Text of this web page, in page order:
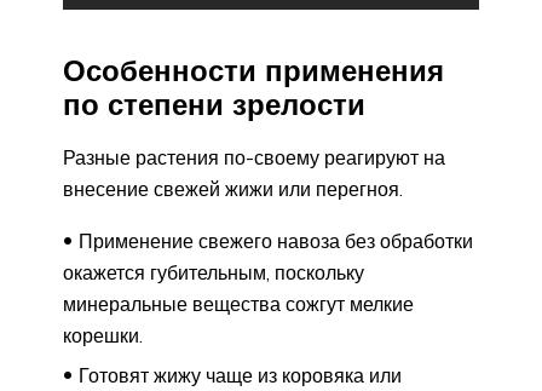
Особенности применения
по степени зрелости
Разные растения по-своему реагируют на
внесение свежей жижи или перегноя.
Применение свежего навоза без обработки
окажется губительным, поскольку
минеральные вещества сожгут мелкие
корешки.
Готовят жижу чаще из коровяка или